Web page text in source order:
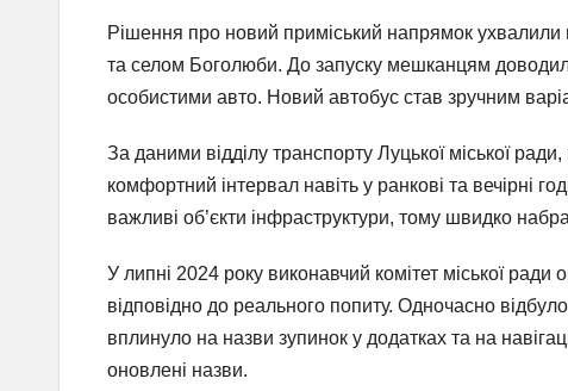
Рішення про новий приміський напрямок
та селом Боголюби. До запуску мешканцям
особистими авто. Новий автобус став зручним
За даними відділу транспорту Луцької міської
комфортний інтервал навіть у ранкові та вечірні
важливі об’єкти інфраструктури, тому швидко
У липні 2024 року виконавчий комітет міської ради
відповідно до реального попиту. Одночасно
вплинуло на назви зупинок у додатках та на
оновлені назви.